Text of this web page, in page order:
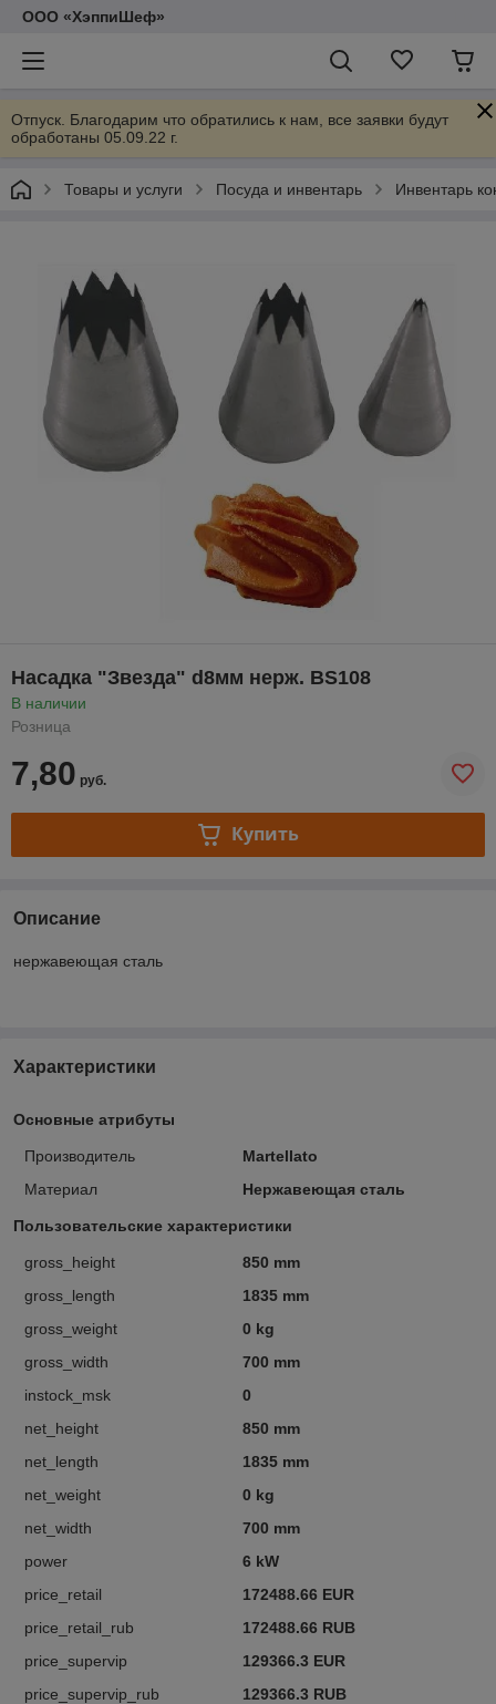
ООО «ХэппиШеф»
Отпуск. Благодарим что обратились к нам, все заявки будут
обработаны 05.09.22 г.
Товары и услуги Посуда и инвентарь Инвентарь
Насадка "Звезда" d8мм нерж. BS108
В наличии
Розница
7,80 руб.
Купить
Описание
нержавеющая сталь
Характеристики
Основные атрибуты
Производитель
Martellato
Материал
Нержавеющая сталь
Пользовательские характеристики
gross_height
850 mm
gross_length
1835 mm
gross_weight
0 kg
gross_width
700 mm
instock_msk
0
net_height
850 mm
net_length
1835 mm
net_weight
0 kg
net_width
700 mm
power
6 kW
price_retail
172488.66 EUR
price_retail_rub
172488.66 RUB
price_supervip
129366.3 EUR
price_supervip_rub
129366.3 RUB